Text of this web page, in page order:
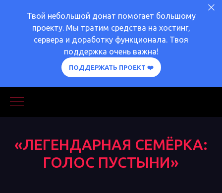
Твой небольшой донат помогает большому
проекту. Мы тратим средства на хостинг,
сервера и доработку функционала. Твоя
поддержка очень важна!
ПОДДЕРЖАТЬ ПРОЕКТ ❤️
«ЛЕГЕНДАРНАЯ СЕМЁРКА:
ГОЛОС ПУСТЫНИ»